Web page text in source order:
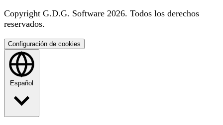
Copyright G.D.G. Software 2026. Todos los derechos
reservados.
Configuración de cookies
Español